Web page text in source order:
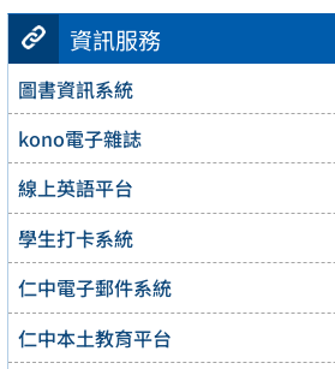
資訊服務
圖書資訊系統
kono電子雜誌
線上英語平台
學生打卡系統
仁中電子郵件系統
仁中本土教育平台